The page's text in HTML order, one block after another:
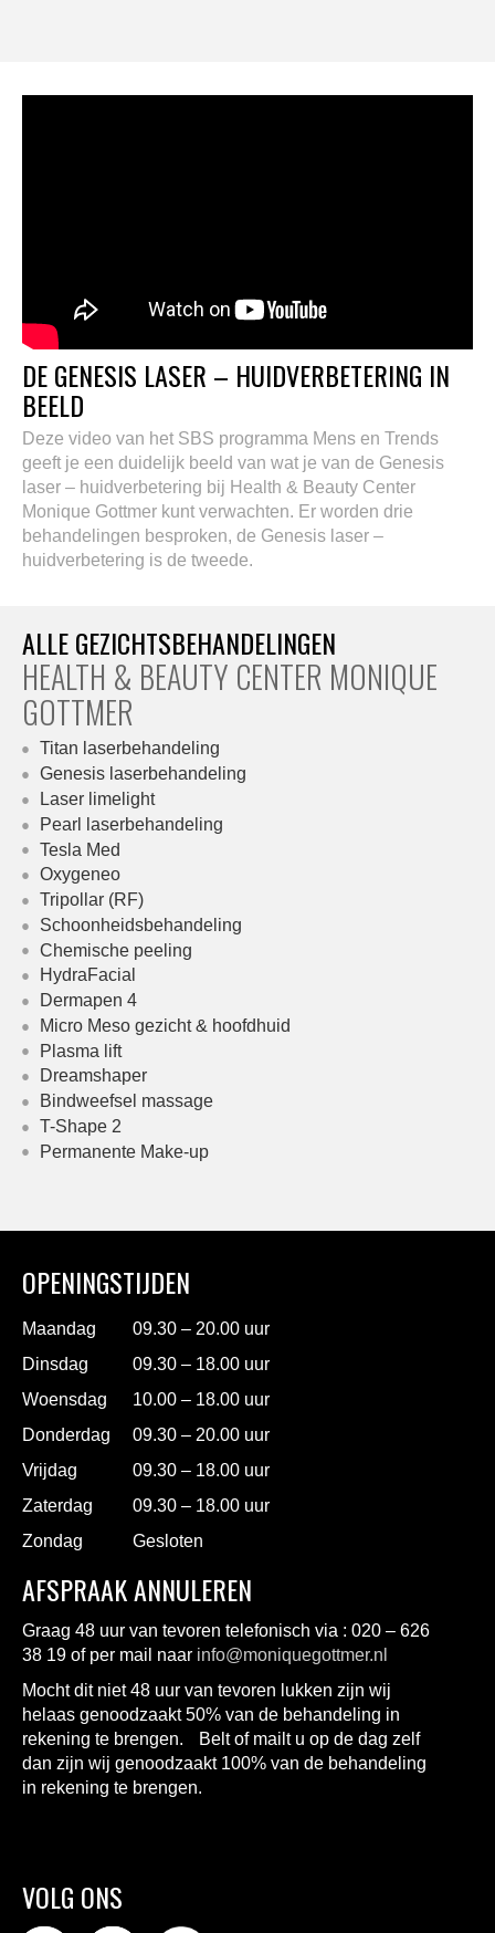
DE GENESIS LASER – HUIDVERBETERING IN
BEELD
Deze video van het SBS programma Mens en Trends
geeft je een duidelijk beeld van wat je van de Genesis
laser – huidverbetering bij Health & Beauty Center
Monique Gottmer kunt verwachten. Er worden drie
behandelingen besproken, de Genesis laser –
huidverbetering is de tweede.
ALLE GEZICHTSBEHANDELINGEN
HEALTH & BEAUTY CENTER MONIQUE
GOTTMER
Titan laserbehandeling
Genesis laserbehandeling
Laser limelight
Pearl laserbehandeling
Tesla Med
Oxygeneo
Tripollar (RF)
Schoonheidsbehandeling
Chemische peeling
HydraFacial
Dermapen 4
Micro Meso gezicht & hoofdhuid
Plasma lift
Dreamshaper
Bindweefsel massage
T-Shape 2
Permanente Make-up
OPENINGSTIJDEN
Maandag
09.30 – 20.00 uur
Dinsdag
09.30 – 18.00 uur
Woensdag
10.00 – 18.00 uur
Donderdag
09.30 – 20.00 uur
Vrijdag
09.30 – 18.00 uur
Zaterdag
09.30 – 18.00 uur
Zondag
Gesloten
AFSPRAAK ANNULEREN
Graag 48 uur van tevoren telefonisch via : 020 – 626
38 19 of per mail naar info@moniquegottmer.nl
Mocht dit niet 48 uur van tevoren lukken zijn wij
helaas genoodzaakt 50% van de behandeling in
rekening te brengen. Belt of mailt u op de dag zelf
dan zijn wij genoodzaakt 100% van de behandeling
in rekening te brengen.
VOLG ONS